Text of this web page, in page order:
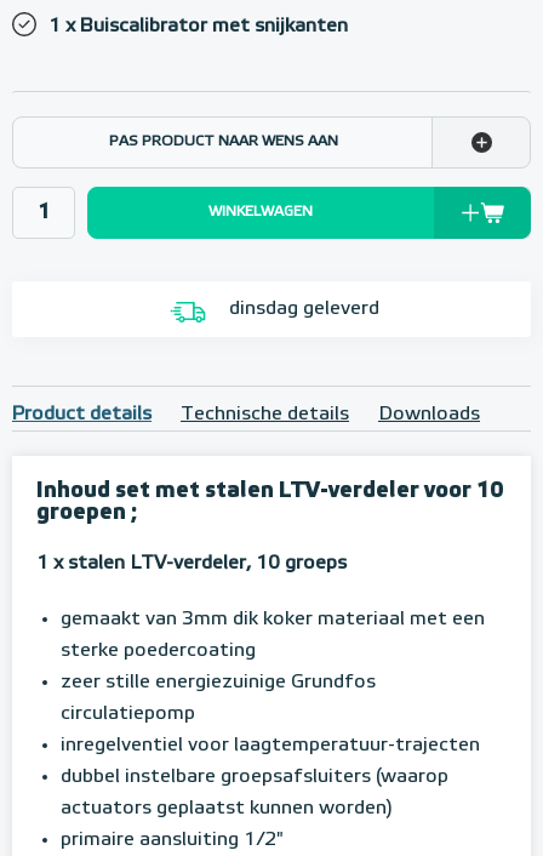
1 x Buiscalibrator met snijkanten
PAS PRODUCT NAAR WENS AAN
WINKELWAGEN
dinsdag geleverd
Product details Technische details Downloads
Inhoud set met stalen LTV-verdeler voor 10
groepen ;
1 x stalen LTV-verdeler, 10 groeps
gemaakt van 3mm dik koker materiaal met een
sterke poedercoating
zeer stille energiezuinige Grundfos
circulatiepomp
inregelventiel voor laagtemperatuur-trajecten
dubbel instelbare groepsafsluiters (waarop
actuators geplaatst kunnen worden)
primaire aansluiting 1/2"